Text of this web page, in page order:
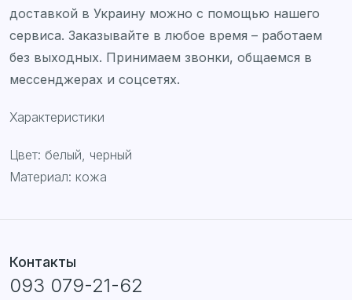
доставкой в Украину можно с помощью нашего
сервиса. Заказывайте в любое время – работаем
без выходных. Принимаем звонки, общаемся в
мессенджерах и соцсетях.
Характеристики
Цвет: белый, черный
Материал: кожа
Контакты
093 079-21-62